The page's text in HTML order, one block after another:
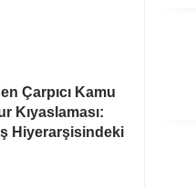
Çarpıcı Kamu
Kıyaslaması:
Hiyerarşisindeki